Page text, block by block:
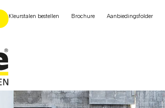
Kleurstalen bestellen Brochure Aanbiedingsfolder